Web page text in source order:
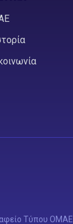
Τύπου ΟΜΑΕ